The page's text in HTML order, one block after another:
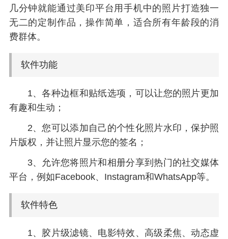
几分钟就能通过美印平台用手机中的照片打造独一
无二的定制作品，操作简单，适合所有年龄段的消
费群体。
软件功能
1、各种边框和贴纸选项，可以让您的照片更加
有趣和生动；
2、您可以添加自己的个性化照片水印，保护照
片版权，并让照片显示您的签名；
3、允许您将照片和相册分享到热门的社交媒体
平台，例如Facebook、Instagram和WhatsApp等。
软件特色
1、胶片级滤镜、电影特效、高级柔焦、动态虚